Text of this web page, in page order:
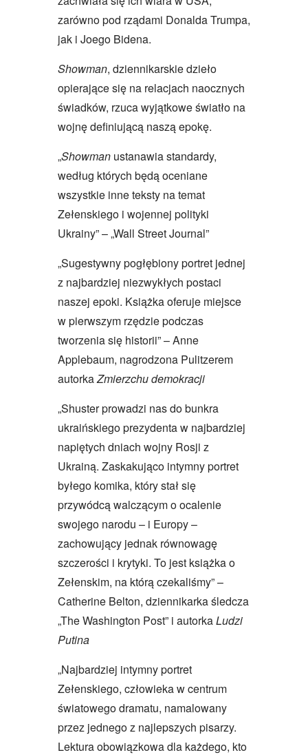
zarówno pod rządami Donalda Trumpa,
jak i Joego Bidena.
Showman, dziennikarskie dzieło
opierające się na relacjach naocznych
świadków, rzuca wyjątkowe światło na
wojnę definiującą naszą epokę.
„Showman ustanawia standardy,
według których będą oceniane
wszystkie inne teksty na temat
Zełenskiego i wojennej polityki
Ukrainy” – „Wall Street Journal”
„Sugestywny pogłębiony portret jednej
z najbardziej niezwykłych postaci
naszej epoki. Książka oferuje miejsce
w pierwszym rzędzie podczas
tworzenia się historii” – Anne
Applebaum, nagrodzona Pulitzerem
autorkaZmierzchu demokracji
„Shuster prowadzi nas do bunkra
ukraińskiego prezydenta w najbardziej
napiętych dniach wojny Rosji z
Ukrainą. Zaskakująco intymny portret
byłego komika, który stał się
przywódcą walczącym o ocalenie
swojego narodu – i Europy –
zachowujący jednak równowagę
szczerości i krytyki. To jest książka o
Zełenskim, na którą czekaliśmy” –
Catherine Belton, dziennikarka śledcza
„The Washington Post” i autorkaLudzi
Putina
„Najbardziej intymny portret
Zełenskiego, człowieka w centrum
światowego dramatu, namalowany
przez jednego z najlepszych pisarzy.
Lektura obowiązkowa dla każdego, kto